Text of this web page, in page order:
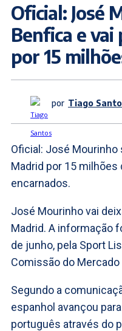
Oficial: José
Benfica e vai
por 15
por Tiago
Oficial: José Mourinho
Madrid por 15 milhões
encarnados.
José Mourinho vai
Madrid. A informação
de junho, pela Sport
Comissão do
Segundo a
espanhol avançou
português através do